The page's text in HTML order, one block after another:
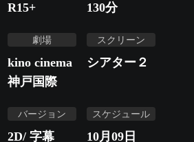
R15+ 130分
劇場
kino cinema
神戸国際
スクリーン
シアター２
バージョン
2D/ 字幕
スケジュール
10月09日